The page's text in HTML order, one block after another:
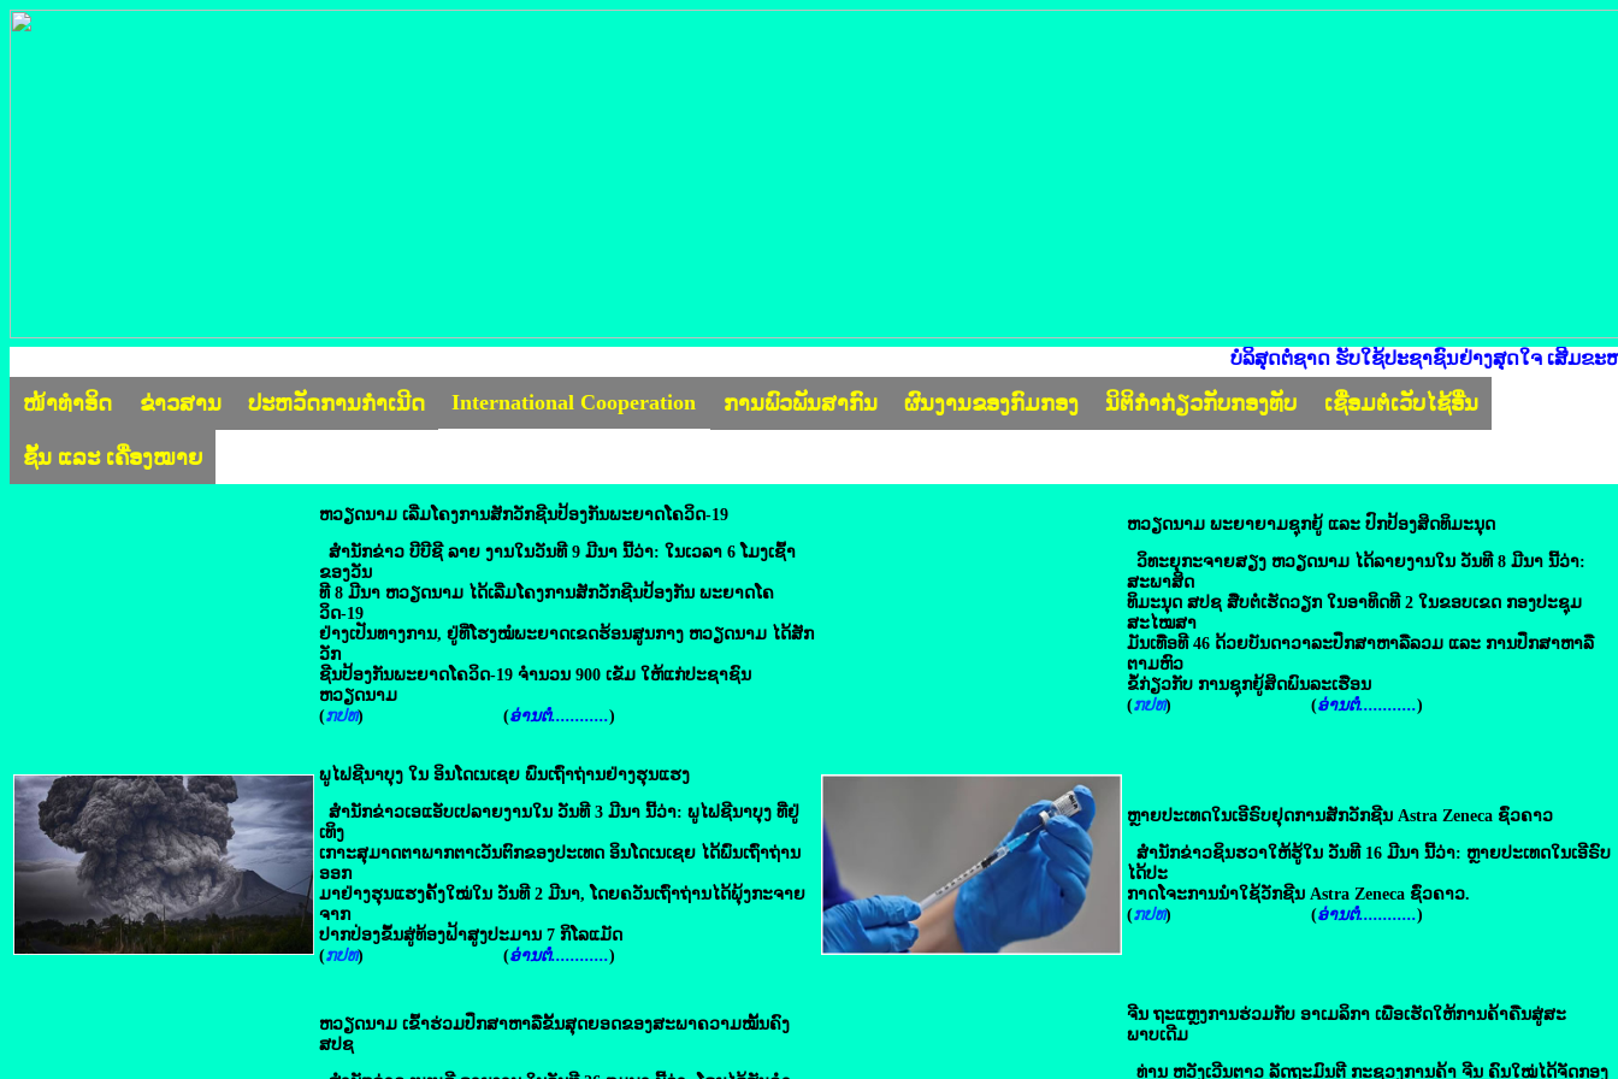
ບໍລິສຸດຕໍ່ຊາດ ຮັບໃຊ້ປະຊາຊົນຢ່າງສຸດໃຈ ເສີມຂະຫ
ໜ້າທຳອິດ ຂ່າວສານ ປະຫວັດການກຳເນີດ International Cooperation ການພົວພັນສາກົນ ຜົນງານຂອງກົມກອງ ນິຕິກຳກ່ຽວກັບກອງທັບ ເຊື່ອມຕໍ່ເວັບໄຊ້ອື່ນ
ຊັ້ນ ແລະ ເຄື່ອງໝາຍ
ຫວຽດນາມ ເລີ່ມໂຄງການສັກວັກຊີນປ້ອງ​ກັນ​ພະຍາດໂຄວິດ-19
ສໍານັກຂ່າວ ບີບີຊີ ລາຍ ງານໃນວັນທີ 9 ມີນາ ນີ້ວ່າ: ໃນເວລາ 6 ໂມງເຊົ້າ
ຂອງວັນ
ທີ 8 ມີນາ ຫວຽດນາມ ໄດ້ເລີ່ມໂຄງການສັກວັກຊີນປ້ອງ​ກັນ ​ພະຍາດໂຄ
ວິດ-19
ຢ່າງເປັນທາງການ, ຢູ່ທີ່ໂຮງໝໍພະຍາດເຂດຮ້ອນສູນກາງ ຫວຽດນາມ ໄດ້ສັກ
ວັກ
ຊີນປ້ອງກັນພະຍາດໂຄວິດ-19 ຈໍານວນ 900 ເຂັມ ໃຫ້ແກ່ປະຊາຊົນ
ຫວຽດນາມ
(ກປທ) (ອ່ານຕໍ່............)
ຫວຽດນາມ​ ພະຍາຍາມ​ຊຸກຍູ້ ​ແລະ ປົກ​ປ້ອງ​ສິດທິ​ມະນຸດ
ວິທະຍຸກະຈາຍສຽງ ຫວຽດນາມ ໄດ້ລາຍງານໃນ ວັນທີ 8 ມີນາ ນີ້ວ່າ:
ສະພາສິດ
ທິມະນຸດ ສປຊ ສືບຕໍ່ເຮັດວຽກ ໃນອາທິດທີ 2 ໃນຂອບເຂດ ກອງປະຊຸມ
ສະໄໝສາ
ມັນເທື່ອທີ 46 ດ້ວຍບັນດາວາລະປຶກສາຫາລືລວມ ແລະ ການປຶກສາຫາລື
ຕາມຫົວ
ຂໍ້ກ່ຽວກັບ ການຊຸກຍູ້ສິດພົນລະເຮືອນ
(ກປທ) (ອ່ານຕໍ່............)
ພູໄຟຊີນາບຸງ​ ໃນ​ ອິນ​​ໂດ​ເນ​ເຊຍ ພົ່ນ​ເຖົ່າຖ່ານ​ຢ່າງ​ຮຸນ​ແຮງ
ສໍານັກຂ່າວເອ​ແອັບ​ເປລາຍງານໃນ ວັນທີ 3 ມີນາ ນີ້ວ່າ: ພູໄຟຊີນາບຸງ ທີ່ຢູ່
ເທິງ
ເກາະສຸມາດຕາພາກຕາເວັນຕົກຂອງປະເທດ ອິນໂດເນເຊຍ ໄດ້ພົ່ນເຖົ່າຖ່ານ
ອອກ
ມາຢ່າງຮຸນແຮງຄັ້ງໃໝ່ໃນ ວັນທີ 2 ມີນາ, ໂດຍຄວັນເຖົ່າຖ່ານໄດ້ພຸ້ງກະຈາຍ
ຈາກ
ປາກປ່ອງຂຶ້ນສູ່ທ້ອງຟ້າສູງປະມານ 7 ກິໂລແມັດ
(ກປທ) (ອ່ານຕໍ່............)
ຫຼາຍປະເທດໃນເອີຣົບຢຸດ​ການ​ສັກ​ວັກ​ຊີ​ນ Astra Zeneca ຊົ່ວຄາວ
ສຳນັກຂ່າວຊິນຮວາໃຫ້ຮູ້ໃນ ວັນທີ 16 ມີນາ ນີ້ວ່າ: ຫຼາຍປະເທດໃນເອີຣົບ
ໄດ້ປະ
ກາດໂຈະການນຳໃຊ້ວັກຊີນ Astra Zeneca ຊົ່ວຄາວ.
(ກປທ) (ອ່ານຕໍ່............)
ຫວຽດນາມ ​ເຂົ້າ​ຮ່ວມ​ປຶກສາ​ຫາລື​ຂັ້ນ​ສຸດ​ຍອດ​ຂອງ​ສະພາຄວາມໝັ້ນຄົງ
ສປຊ
ຈີນ ຖະແຫຼງການຮ່ວມ​ກັບ​ ອາ​ເມ​ລິ​ກາ​ ເພື່ອ​ເຮັດ​ໃຫ້ການ​ຄ້າ​ຄືນ​ສູ່​ສະ
ພາບ​ເດີມ
ທ່ານ ຫວັງເວີນຕາວ ລັດຖະມົນຕີ ກະຊວງການຄ້າ ຈີນ ຄົນໃໝ່ໄດ້ຈັດກອງ